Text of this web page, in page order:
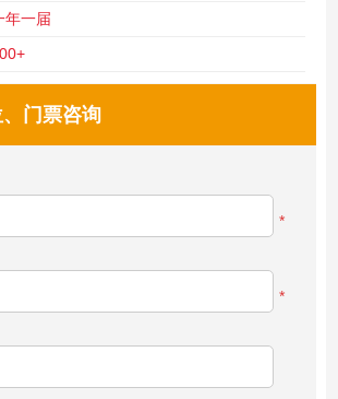
年一届
门票咨询
*
*